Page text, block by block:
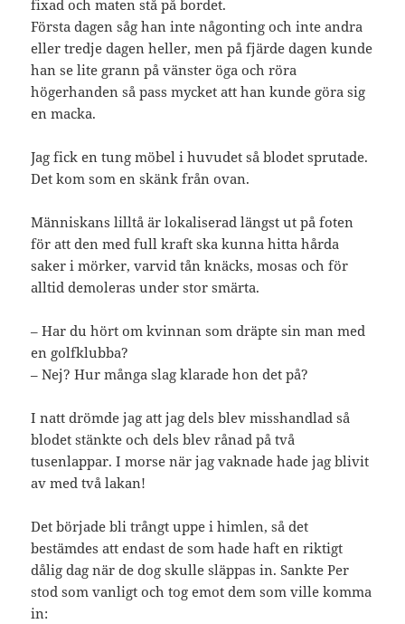
fixad och maten stå på bordet.
Första dagen såg han inte någonting och inte andra
eller tredje dagen heller, men på fjärde dagen kunde
han se lite grann på vänster öga och röra
högerhanden så pass mycket att han kunde göra sig
en macka.
Jag fick en tung möbel i huvudet så blodet sprutade.
Det kom som en skänk från ovan.
Människans lilltå är lokaliserad längst ut på foten
för att den med full kraft ska kunna hitta hårda
saker i mörker, varvid tån knäcks, mosas och för
alltid demoleras under stor smärta.
– Har du hört om kvinnan som dräpte sin man med
en golfklubba?
– Nej? Hur många slag klarade hon det på?
I natt drömde jag att jag dels blev misshandlad så
blodet stänkte och dels blev rånad på två
tusenlappar. I morse när jag vaknade hade jag blivit
av med två lakan!
Det började bli trångt uppe i himlen, så det
bestämdes att endast de som hade haft en riktigt
dålig dag när de dog skulle släppas in. Sankte Per
stod som vanligt och tog emot dem som ville komma
in: